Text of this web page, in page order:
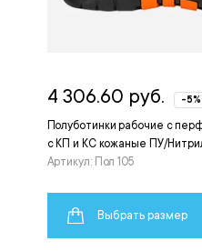
Полуботинки рабочие с
с КП и КС кожаные ПУ/
Артикул: Пол 105
4 306.60 руб. -5%
Выбрать размер